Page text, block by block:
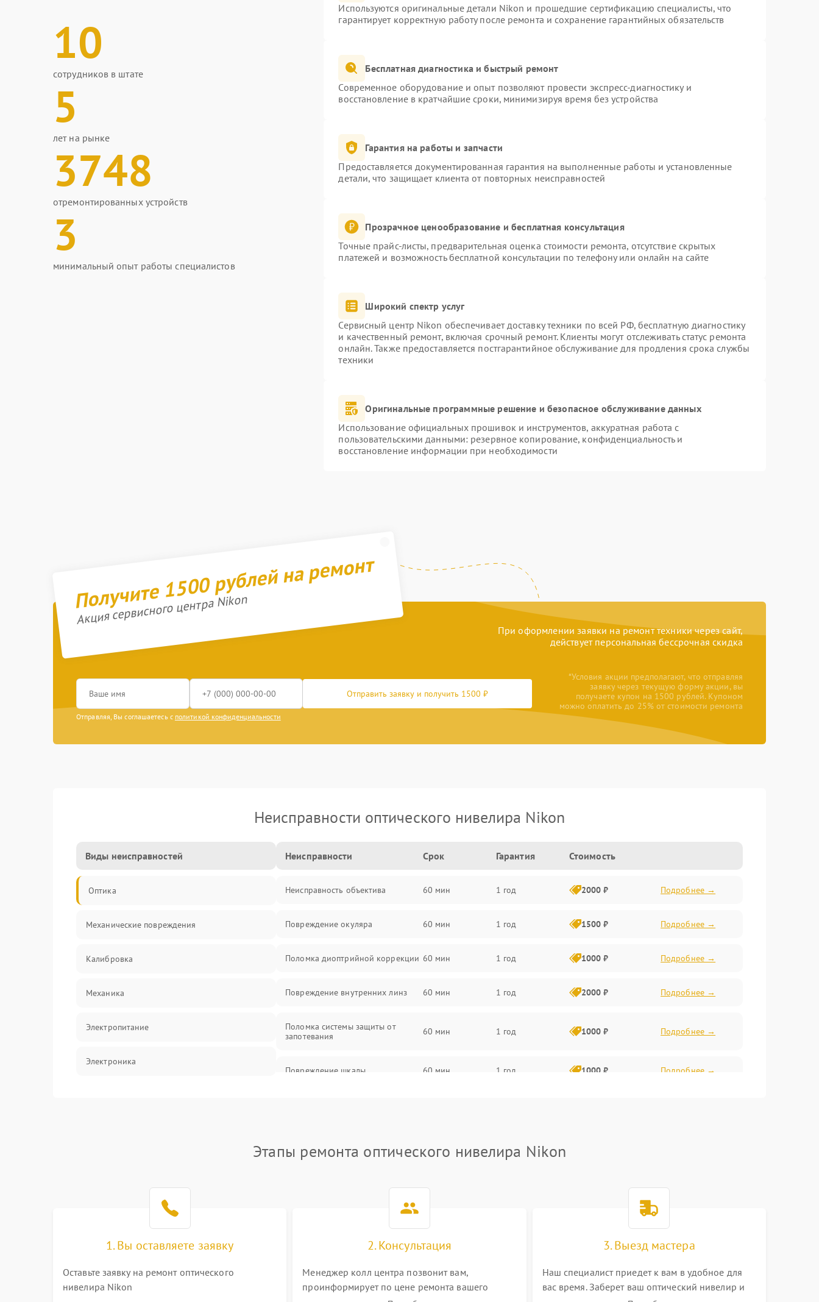
10
сотрудников в штате
5
лет на рынке
3748
отремонтированных устройств
3
минимальный опыт работы специалистов
Используются оригинальные детали Nikon и прошедшие сертификацию специалисты, что
гарантирует корректную работу после ремонта и сохранение гарантийных обязательств
Бесплатная диагностика и быстрый ремонт
Современное оборудование и опыт позволяют провести экспресс-диагностику и
восстановление в кратчайшие сроки, минимизируя время без устройства
Гарантия на работы и запчасти
Предоставляется документированная гарантия на выполненные работы и установленные
детали, что защищает клиента от повторных неисправностей
Прозрачное ценообразование и бесплатная консультация
Точные прайс-листы, предварительная оценка стоимости ремонта, отсутствие скрытых
платежей и возможность бесплатной консультации по телефону или онлайн на сайте
Широкий спектр услуг
Сервисный центр Nikon обеспечивает доставку техники по всей РФ, бесплатную диагностику
и качественный ремонт, включая срочный ремонт. Клиенты могут отслеживать статус ремонта
онлайн. Также предоставляется постгарантийное обслуживание для продления срока службы
техники
Оригинальные программные решение и безопасное обслуживание данных
Использование официальных прошивок и инструментов, аккуратная работа с
пользовательскими данными: резервное копирование, конфиденциальность и
восстановление информации при необходимости
Получите 1500 рублей на ремонт
Акция сервисного центра Nikon
При оформлении заявки на ремонт техники через сайт,
действует персональная бессрочная скидка
Отправить заявку и получить 1500 ₽
Отправляя, Вы соглашаетесь с политикой конфиденциальности
*Условия акции предполагают, что отправляя
заявку через текущую форму акции, вы
получаете купон на 1500 рублей. Купоном
можно оплатить до 25% от стоимости ремонта
Неисправности оптического нивелира Nikon
Виды неисправностей
Оптика
Механические повреждения
Калибровка
Механика
Электропитание
Электроника
Неисправности Срок Гарантия Стоимость
Неисправность объектива 60 мин 1 год 2000 ₽ Подробнее →
Повреждение окуляра 60 мин 1 год 1500 ₽ Подробнее →
Поломка диоптрийной коррекции 60 мин 1 год 1000 ₽ Подробнее →
Повреждение внутренних линз 60 мин 1 год 2000 ₽ Подробнее →
Поломка системы защиты от
запотевания
60 мин 1 год 1000 ₽ Подробнее →
Повреждение шкалы 60 мин 1 год 1000 ₽ Подробнее →
Искажение изображения 80 мин 2000 ₽ Подробнее →
Этапы ремонта оптического нивелира Nikon
1. Вы оставляете заявку
Оставьте заявку на ремонт оптического
нивелира Nikon
2. Консультация
Менеджер колл центра позвонит вам,
проинформирует по цене ремонта вашего
3. Выезд мастера
Наш специалист приедет к вам в удобное для
вас время. Заберет ваш оптический нивелир и